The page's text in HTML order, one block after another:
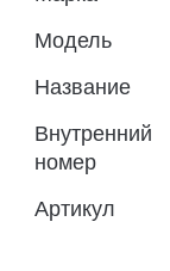
Модель
Название
Внутренний
номер
Артикул